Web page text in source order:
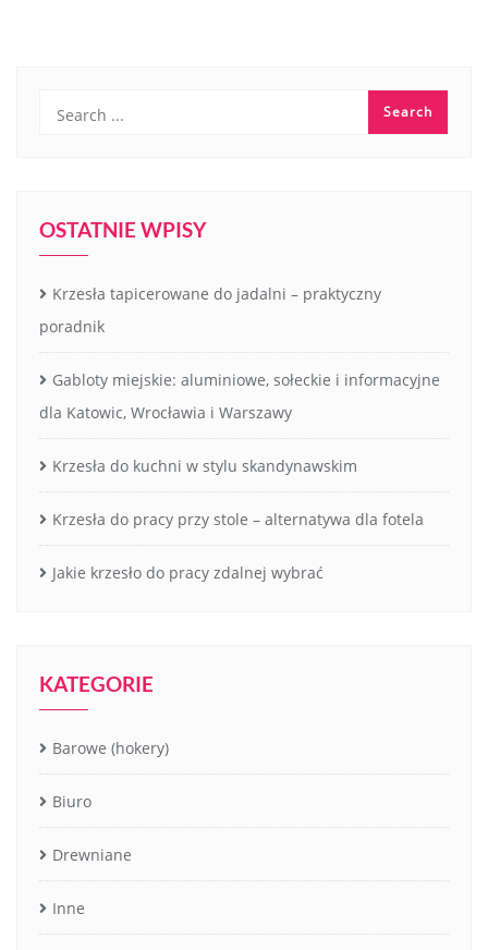
OSTATNIE WPISY
Krzesła tapicerowane do jadalni – praktyczny
poradnik
Gabloty miejskie: aluminiowe, sołeckie i informacyjne
dla Katowic, Wrocławia i Warszawy
Krzesła do kuchni w stylu skandynawskim
Krzesła do pracy przy stole – alternatywa dla fotela
Jakie krzesło do pracy zdalnej wybrać
KATEGORIE
Barowe (hokery)
Biuro
Drewniane
Inne